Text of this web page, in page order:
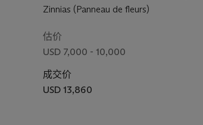
Zinnias (Panneau de fleurs)
估价
USD 7,000 - 10,000
成交价
USD 13,860